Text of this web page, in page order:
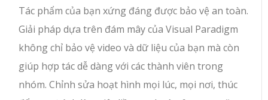
Tác phẩm của bạn xứng đáng được bảo vệ an toàn.
Giải pháp dựa trên đám mây của Visual Paradigm
không chỉ bảo vệ video và dữ liệu của bạn mà còn
giúp hợp tác dễ dàng với các thành viên trong
nhóm. Chỉnh sửa hoạt hình mọi lúc, mọi nơi, thúc